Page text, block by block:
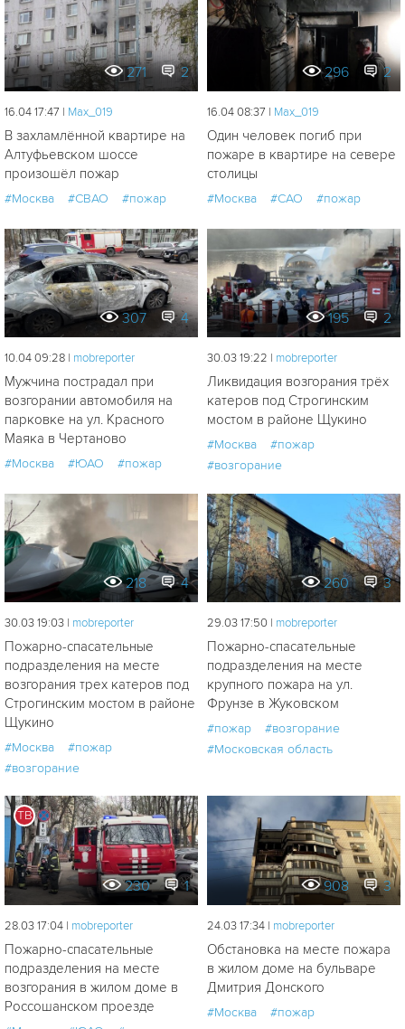
271 2
16.04 17:47 | Мах_019
В захламлённой квартире на
Алтуфьевском шоссе
произошёл пожар
#Москва #СВАО #пожар
296 2
16.04 08:37 | Мах_019
Один человек погиб при
пожаре в квартире на севере
столицы
#Москва #САО #пожар
307 4
10.04 09:28 | mobreporter
Мужчина пострадал при
возгорании автомобиля на
парковке на ул. Красного
Маяка в Чертаново
#Москва #ЮАО #пожар
195 2
30.03 19:22 | mobreporter
Ликвидация возгорания трёх
катеров под Строгинским
мостом в районе Щукино
#Москва
#пожар
#возгорание
218 4
30.03 19:03 | mobreporter
Пожарно-спасательные
подразделения на месте
возгорания трех катеров под
Строгинским мостом в районе
Щукино
#Москва
#пожар
#возгорание
260 3
29.03 17:50 | mobreporter
Пожарно-спасательные
подразделения на месте
крупного пожара на ул.
Фрунзе в Жуковском
#пожар
#возгорание
#Московская область
ТВ
230 1
28.03 17:04 | mobreporter
Пожарно-спасательные
подразделения на месте
возгорания в жилом доме в
Россошанском проезде
908 3
24.03 17:34 | mobreporter
Обстановка на месте пожара
в жилом доме на бульваре
Дмитрия Донского
#Москва
#пожар